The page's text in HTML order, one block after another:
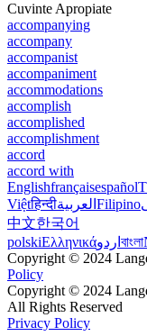
Cuvinte Apropiate
accompanying
accompany
accompanist
accompaniment
accommodations
accomplish
accomplished
accomplishment
accord
accord with
Englishfrançaisespañol
Việtहिन्दीالعربية Filipino
中文한국어
polskiΕλληνικάاردو বাংলা
Copyright © 2024
Policy
Copyright © 2024
All Rights Reserved
Privacy Policy